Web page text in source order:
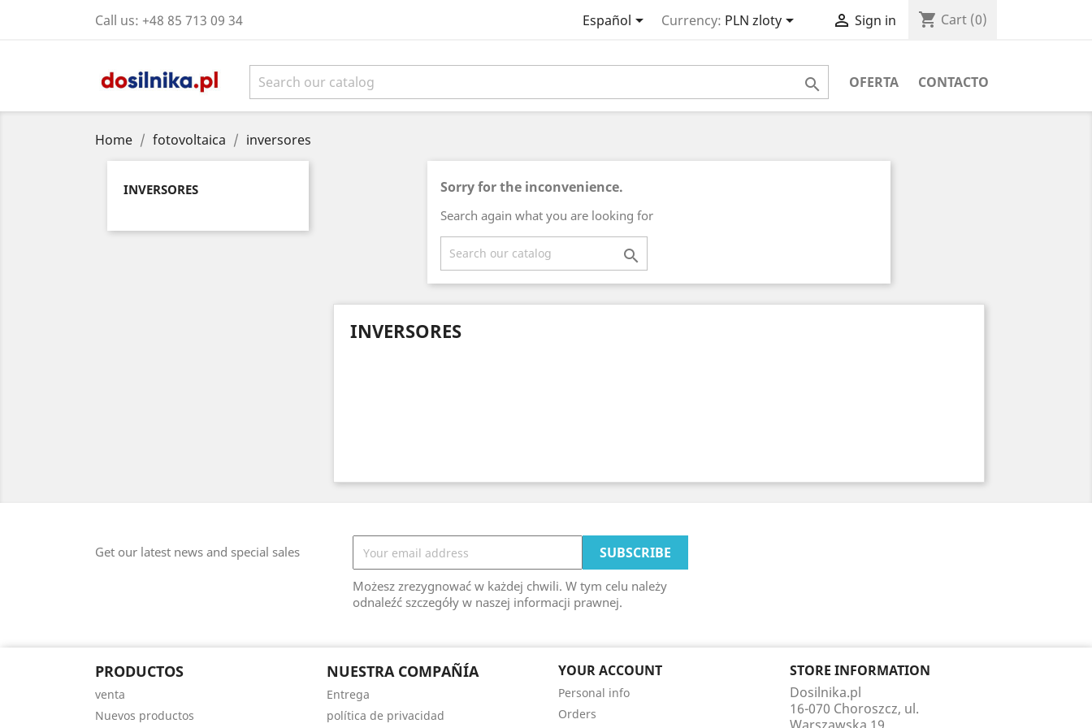
Call us: +48 85 713 09 34 Español Currency: PLN zloty  Sign in shopping_cart Cart (0)
OFERTA CONTACTO

Home fotovoltaica inversores
INVERSORES Sorry for the inconvenience.
Search again what you are looking for

INVERSORES
Get our latest news and special sales
Możesz zrezygnować w każdej chwili. W tym celu należy
odnaleźć szczegóły w naszej informacji prawnej.
PRODUCTOS
venta
Nuevos productos
NUESTRA COMPAÑÍA
Entrega
política de privacidad
YOUR ACCOUNT
Personal info
Orders
STORE INFORMATION
Dosilnika.pl
16-070 Choroszcz, ul.